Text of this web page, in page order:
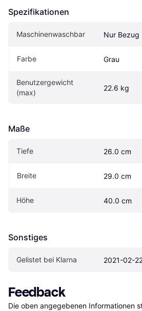
Spezifikationen
Maschinenwaschbar Nur Bezug
Farbe Grau
Benutzergewicht
(max)
22.6 kg
Maße
Tiefe 26.0 cm
Breite 29.0 cm
Höhe 40.0 cm
Sonstiges
Gelistet bei Klarna 2021-02-
Feedback
Die oben angegebenen Informationen